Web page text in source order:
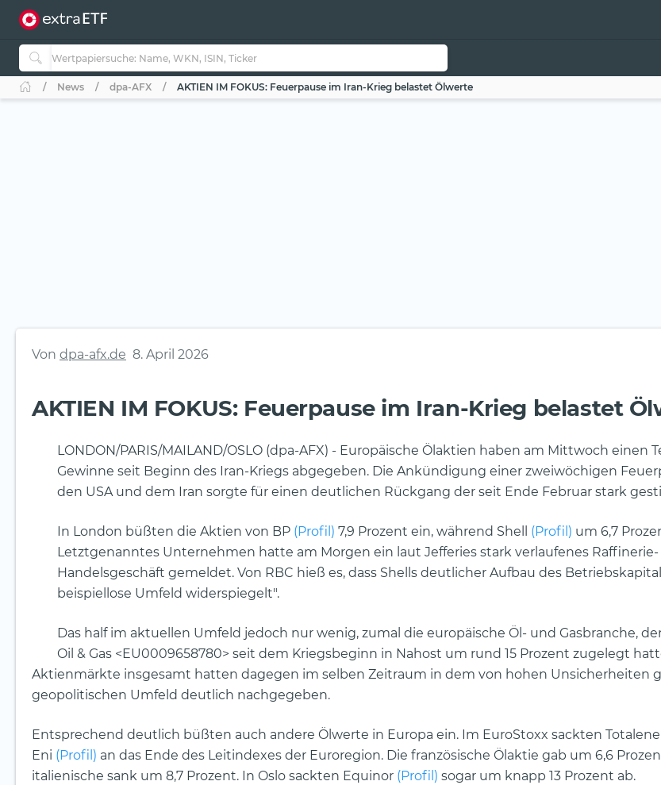
News dpa-AFX AKTIEN IM FOKUS: Feuerpause im Iran-Krieg belastet Ölwerte
Von dpa-afx.de 8. April 2026
AKTIEN IM FOKUS: Feuerpause im Iran-Krieg belastet
LONDON/PARIS/MAILAND/OSLO (dpa-AFX) - Europäische Ölaktien haben am Mittwoch einen
Gewinne seit Beginn des Iran-Kriegs abgegeben. Die Ankündigung einer zweiwöchigen
den USA und dem Iran sorgte für einen deutlichen Rückgang der seit Ende Februar stark
In London büßten die Aktien von BP (Profil) 7,9 Prozent ein, während Shell (Profil) um 6,7
Letztgenanntes Unternehmen hatte am Morgen ein laut Jefferies stark verlaufenes
Handelsgeschäft gemeldet. Von RBC hieß es, dass Shells deutlicher Aufbau des
beispiellose Umfeld widerspiegelt".
Das half im aktuellen Umfeld jedoch nur wenig, zumal die europäische Öl- und Gasbranche,
Oil & Gas <EU0009658780> seit dem Kriegsbeginn in Nahost um rund 15 Prozent zugelegt
Aktienmärkte insgesamt hatten dagegen im selben Zeitraum in dem von hohen Unsicherheiten
geopolitischen Umfeld deutlich nachgegeben.
Entsprechend deutlich büßten auch andere Ölwerte in Europa ein. Im EuroStoxx sackten
Eni (Profil) an das Ende des Leitindexes der Euroregion. Die französische Ölaktie gab um 6,6
italienische sank um 8,7 Prozent. In Oslo sackten Equinor (Profil) sogar um knapp 13 Prozent ab.